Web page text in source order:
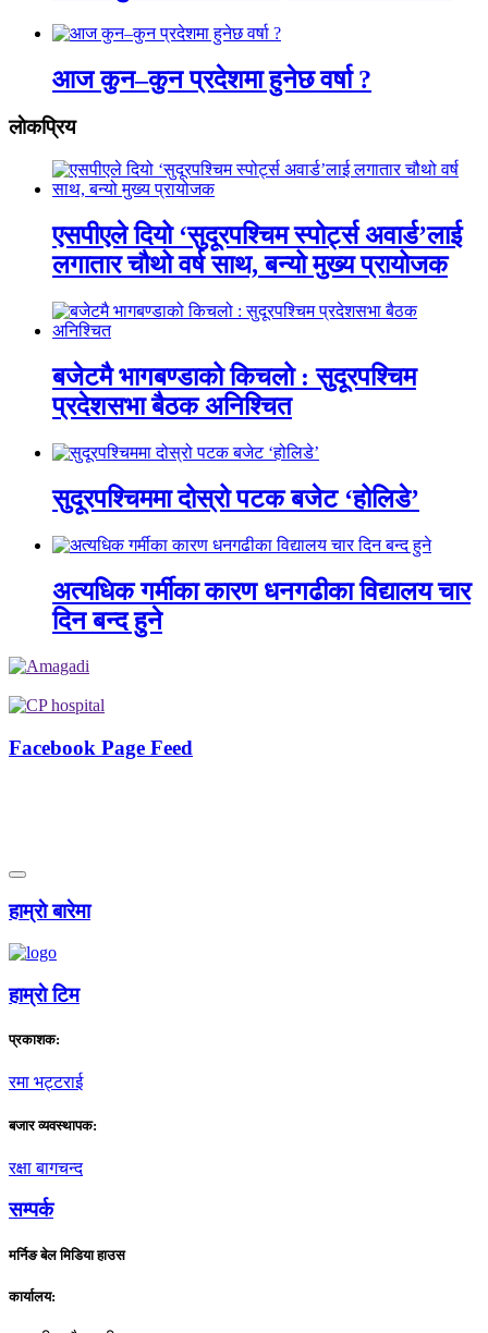
आज कुन–कुन प्रदेशमा हुनेछ वर्षा ?
लाेकप्रिय
एसपीएले दियो ‘सुदूरपश्चिम स्पोर्ट्स अवार्ड’लाई
लगातार चौथो वर्ष साथ, बन्यो मुख्य प्रायोजक
बजेटमै भागबण्डाको किचलो : सुदूरपश्चिम
प्रदेशसभा बैठक अनिश्चित
सुदूरपश्चिममा दोस्रो पटक बजेट ‘होलिडे’
अत्यधिक गर्मीका कारण धनगढीका विद्यालय चार
दिन बन्द हुने
Facebook Page Feed
हाम्राे बारेमा
हाम्राे टिम
प्रकाशक:
रमा भट्टराई
बजार व्यवस्थापक:
रक्षा बागचन्द
सम्पर्क
मर्निङ बेल मिडिया हाउस
कार्यालय: